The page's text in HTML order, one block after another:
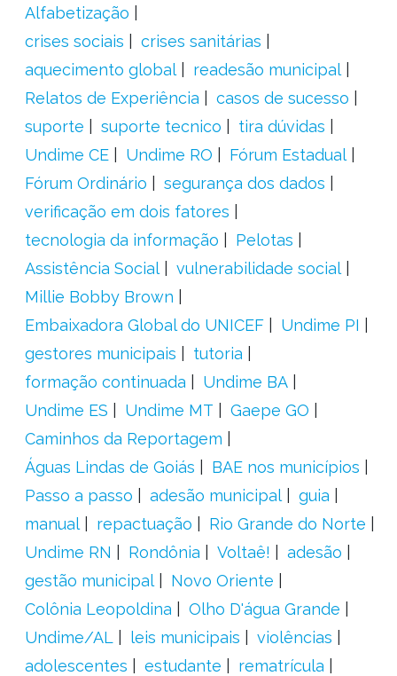
Alfabetização
crises sociais
crises sanitárias
aquecimento global
readesão municipal
Relatos de Experiência
casos de sucesso
suporte
suporte tecnico
tira dúvidas
Undime CE
Undime RO
Fórum Estadual
Fórum Ordinário
segurança dos dados
verificação em dois fatores
tecnologia da informação
Pelotas
Assistência Social
vulnerabilidade social
Millie Bobby Brown
Embaixadora Global do UNICEF
Undime PI
gestores municipais
tutoria
formação continuada
Undime BA
Undime ES
Undime MT
Gaepe GO
Caminhos da Reportagem
Águas Lindas de Goiás
BAE nos municípios
Passo a passo
adesão municipal
guia
manual
repactuação
Rio Grande do Norte
Undime RN
Rondônia Voltaê!
adesão
gestão municipal
Novo Oriente
Colônia Leopoldina
Olho D'água Grande
Undime/AL
leis municipais
violências
adolescentes
estudante
rematrícula